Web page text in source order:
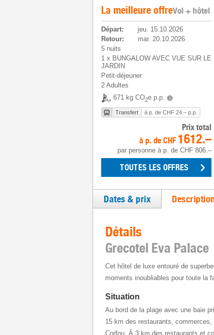
La meilleure offreVol + hôtel
Départ:
jeu. 15.10.2026
Retour:
mar. 20.10.2026
5 nuits
1 x BUNGALOW AVEC VUE SUR LE
JARDIN
Petit-déjeuner
2 Adultes
671 kg CO2e p.p.
Transfert à p. de CHF 24.– p.p.
Prix total
à p. de CHF 1612.–
par personne à p. de CHF 806.–
TOUTES LES OFFRES
Dates & prix
Détails
Grecotel Eva Palace
Cet hôtel de luxe entouré de
moments inoubliables pour toute la
Situation
Au bord de la plage avec une baie
15 km des restaurants,
Corfou. À 3 km des restaurants et